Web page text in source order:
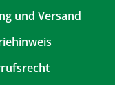
und Versand